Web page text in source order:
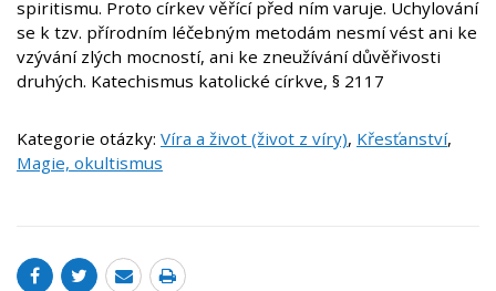
spiritismu. Proto církev věřící před ním varuje. Uchylování
se k tzv. přírodním léčebným metodám nesmí vést ani ke
vzývání zlých mocností, ani ke zneužívání důvěřivosti
druhých. Katechismus katolické církve, § 2117
Kategorie otázky: Víra a život (život z víry), Křesťanství,
Magie, okultismus